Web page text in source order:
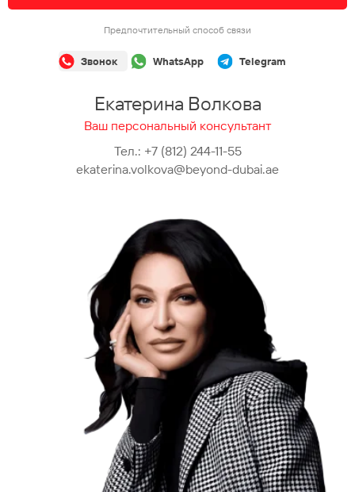
Предпочтительный способ связи
Звонок WhatsApp Telegram
Екатерина Волкова
Ваш персональный консультант
Тел.: +7 (812) 244-11-55
ekaterina.volkova@beyond-dubai.ae